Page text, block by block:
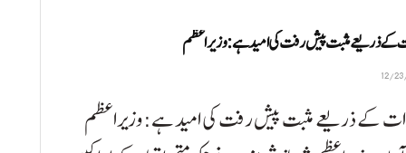
کے ذریعے مثبت پیش رفت کی امید ہے:وزیراعظم
کے ذریعے مثبت پیش رفت کی امید ہے:وزیراعظم